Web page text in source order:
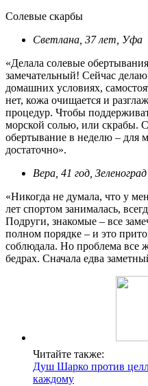
Солевые скарбы
Светлана, 37 лет, Уфа
«Делала солевые
замечательный! Сейчас
домашних условиях,
нет, кожа очищается и
процедур. Чтобы
морской солью, или скрабы.
обертывание в неделю – для
достаточно».
Вера, 41 год, Зеленоград
«Никогда не думала, что у
лет спортом занималась,
Подруги, знакомые – все
полном порядке – и это
соблюдала. Но проблема все
бедрах. Сначала едва
Читайте также:
Душ Шарко против
каждому